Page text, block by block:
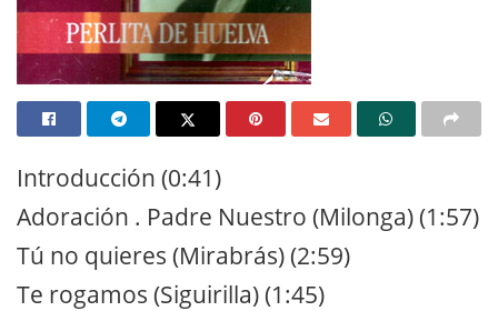
Introducción (0:41)
Adoración . Padre Nuestro (Milonga) (1:57)
Tú no quieres (Mirabrás) (2:59)
Te rogamos (Siguirilla) (1:45)